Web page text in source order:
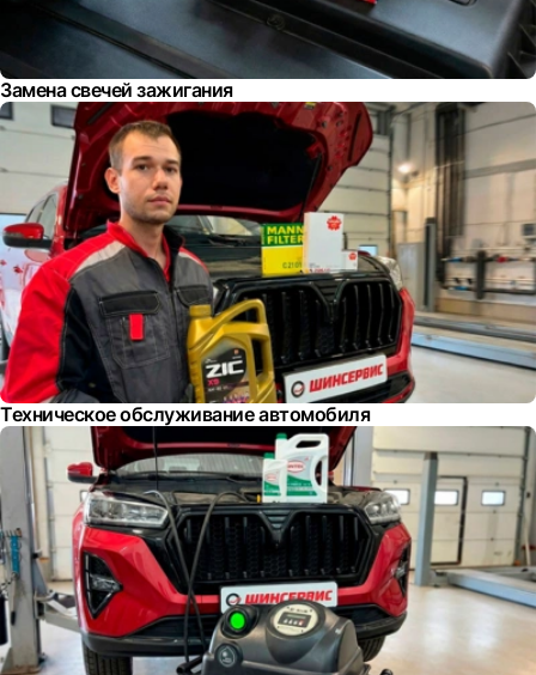
Замена свечей зажигания
Техническое обслуживание автомобиля